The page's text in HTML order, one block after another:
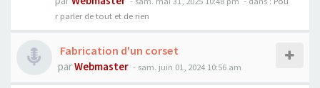
r parler de tout et de rien
Fabrication d'un corset
parWebmaster - sam. juin 01, 2024 10:56 am